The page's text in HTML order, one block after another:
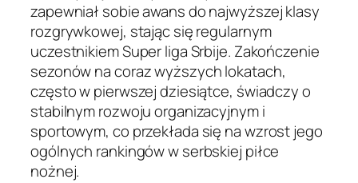
zapewniał sobie awans do najwyższej klasy
rozgrywkowej, stając się regularnym
uczestnikiem Super liga Srbije. Zakończenie
sezonów na coraz wyższych lokatach,
często w pierwszej dziesiątce, świadczy o
stabilnym rozwoju organizacyjnym i
sportowym, co przekłada się na wzrost jego
ogólnych rankingów w serbskiej piłce
nożnej.